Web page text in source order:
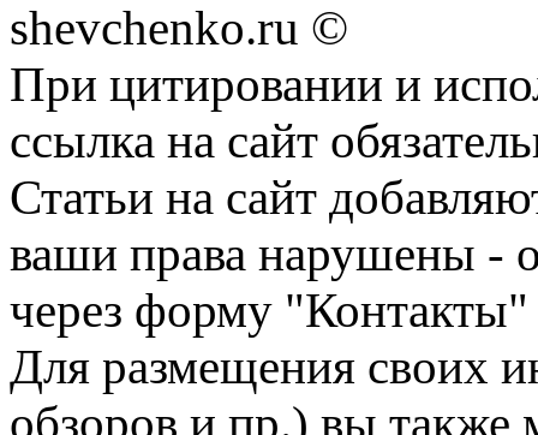
shevchenko.ru ©
При цитировании и
ссылка на сайт
Статьи на сайт
ваши права нарушены -
через форму "Контакты"
Для размещения своих
обзоров и пр.) вы также